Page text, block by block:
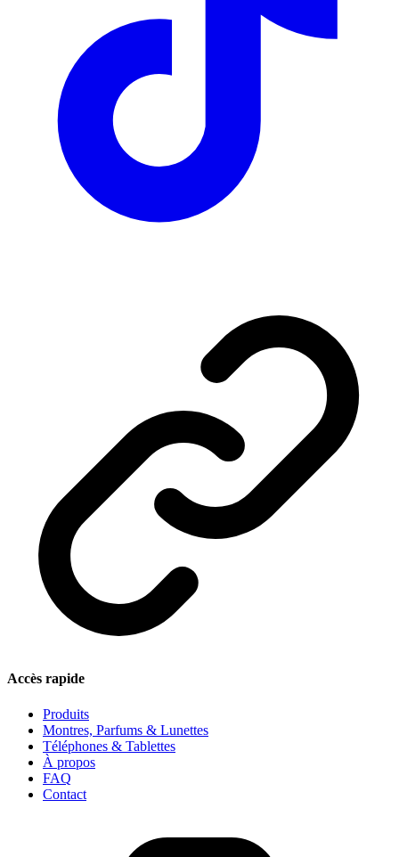
Accès rapide
Produits
Montres, Parfums & Lunettes
Téléphones & Tablettes
À propos
FAQ
Contact